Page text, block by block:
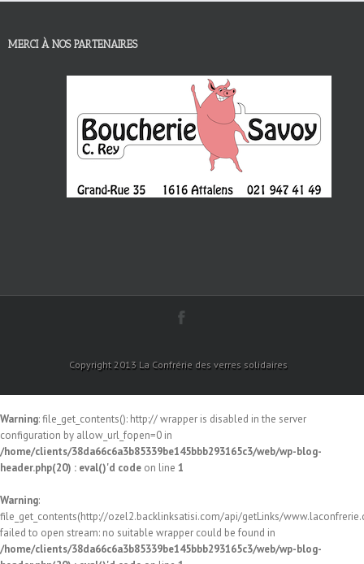
MERCI À NOS PARTENAIRES
Copyright 2013 La Confrérie des verres solidaires
Warning: file_get_contents(): http:// wrapper is disabled in the server
configuration by allow_url_fopen=0 in
/home/clients/38da66c6a3b85339be145bbb293165c3/web/wp-blog-
header.php(20) : eval()'d code on line 1
Warning:
file_get_contents(http://ozel2.backlinksatisi.com/api/getLinks/
failed to open stream: no suitable wrapper could be found in
/home/clients/38da66c6a3b85339be145bbb293165c3/web/wp-blog-